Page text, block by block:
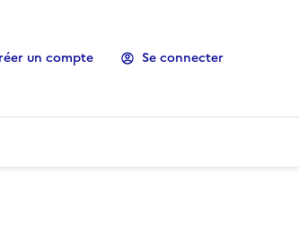
un compte Se connecter